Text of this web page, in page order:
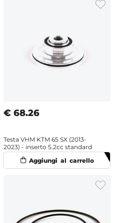
€ 68.26
Testa VHM KTM 65 SX (2013-
2023) - inserto 5.2cc standard